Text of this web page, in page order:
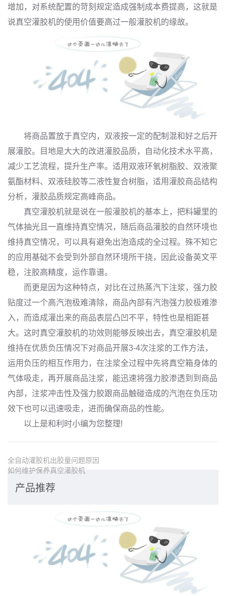
增加，对系统配置的苛刻规定造成强制成本费提高，这就是
说真空灌胶机的使用价值要高过一般灌胶机的缘故。
将商品置放于真空内，双液按一定的配制混和好之后开
展灌胶。目地是大大的改进灌胶品质，自动化技术水平高，
减少工艺流程，提升生产率。适用双液环氧树脂胶、双液聚
氨酯材料、双液硅胶等二液性复合树脂，适用灌胶商品结构
分析，灌胶品质规定高峰商品。
真空灌胶机就是说在一般灌胶机的基本上，把料罐里的
气体抽光且一直维持真空情况，随后商品灌胶的自然环境也
维持真空情况，可以具有避免出泡造成的全过程。殊不知它
的应用基础不会受到外部自然环境所干挠，因此设备英文平
稳，注胶高精度，运作靠谱。
而更是因为这种特点，对比在过热蒸汽下注浆，强力胶
贴度过一个高汽泡极难清除，商品內部有汽泡强力胶极难渗
入，而造成灌出来的商品表层凸凹不平，特性也是相距甚
大。这时真空灌胶机的功效则能够反映出去，真空灌胶机是
维持在优质负压情况下对商品开展3-4次注浆的工作方法，
运用负压的相互作用力，在注浆全过程中先将真空箱身体的
气体吸走，再开展商品注浆，能迅速将强力胶渗透到到商品
內部，注浆冲击性及强力胶跟商品触碰造成的汽泡在负压功
效下也可以迅速吸走，进而确保商品的性能。
以上是和利时小编为您整理!
全自动灌胶机出胶量问题原因
如何维护保养真空灌胶机
产品推荐